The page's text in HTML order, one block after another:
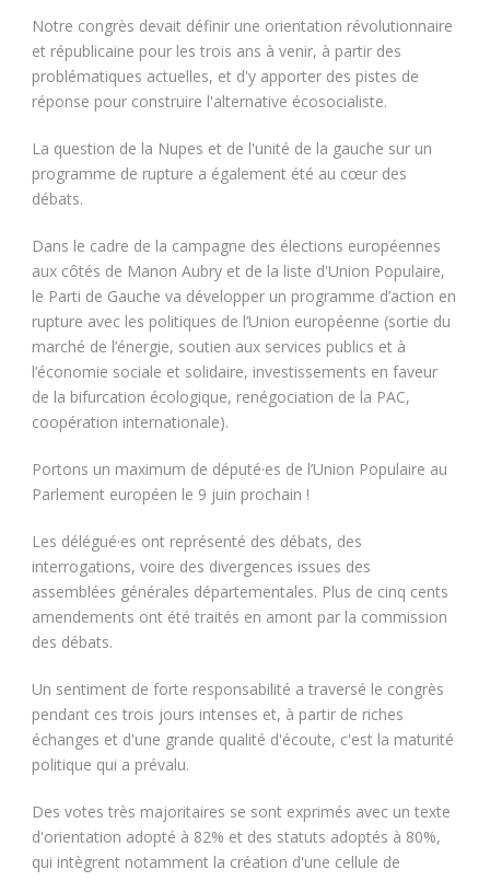
Notre congrès devait définir une orientation révolutionnaire
et républicaine pour les trois ans à venir, à partir des
problématiques actuelles, et d'y apporter des pistes de
réponse pour construire l'alternative écosocialiste.
La question de la Nupes et de l'unité de la gauche sur un
programme de rupture a également été au cœur des
débats.
Dans le cadre de la campagne des élections européennes
aux côtés de Manon Aubry et de la liste d'Union Populaire,
le Parti de Gauche va développer un programme d’action en
rupture avec les politiques de l’Union européenne (sortie du
marché de l’énergie, soutien aux services publics et à
l’économie sociale et solidaire, investissements en faveur
de la bifurcation écologique, renégociation de la PAC,
coopération internationale).
Portons un maximum de député·es de l’Union Populaire au
Parlement européen le 9 juin prochain !
Les délégué·es ont représenté des débats, des
interrogations, voire des divergences issues des
assemblées générales départementales. Plus de cinq cents
amendements ont été traités en amont par la commission
des débats.
Un sentiment de forte responsabilité a traversé le congrès
pendant ces trois jours intenses et, à partir de riches
échanges et d'une grande qualité d'écoute, c'est la maturité
politique qui a prévalu.
Des votes très majoritaires se sont exprimés avec un texte
d'orientation adopté à 82% et des statuts adoptés à 80%,
qui intègrent notamment la création d'une cellule de